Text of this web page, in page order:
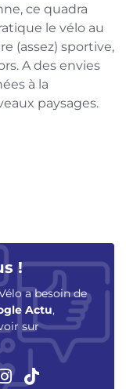
ce quadra
le vélo au
(assez) sportive,
A des envies
à la
paysages.
!
a besoin de
Actu,
sur